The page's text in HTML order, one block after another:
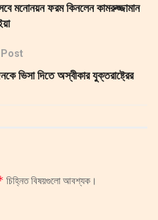
মনোনয়ন ফরম কিনলেন কামরুজ্জামান
Post
ভিসা দিতে অস্বীকার যুক্তরাষ্ট্রের
চিহ্নিত বিষয়গুলো আবশ্যক।